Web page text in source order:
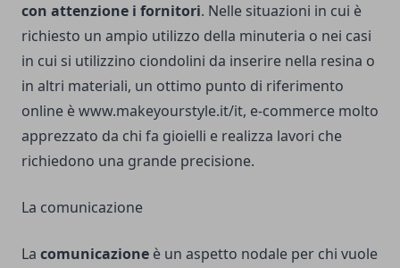
con attenzione i fornitori. Nelle situazioni in cui è
richiesto un ampio utilizzo della minuteria o nei casi
in cui si utilizzino ciondolini da inserire nella resina o
in altri materiali, un ottimo punto di riferimento
online èwww.makeyourstyle.it/it, e-commerce molto
apprezzato da chi fa gioielli e realizza lavori che
richiedono una grande precisione.
La comunicazione
La comunicazione è un aspetto nodale per chi vuole